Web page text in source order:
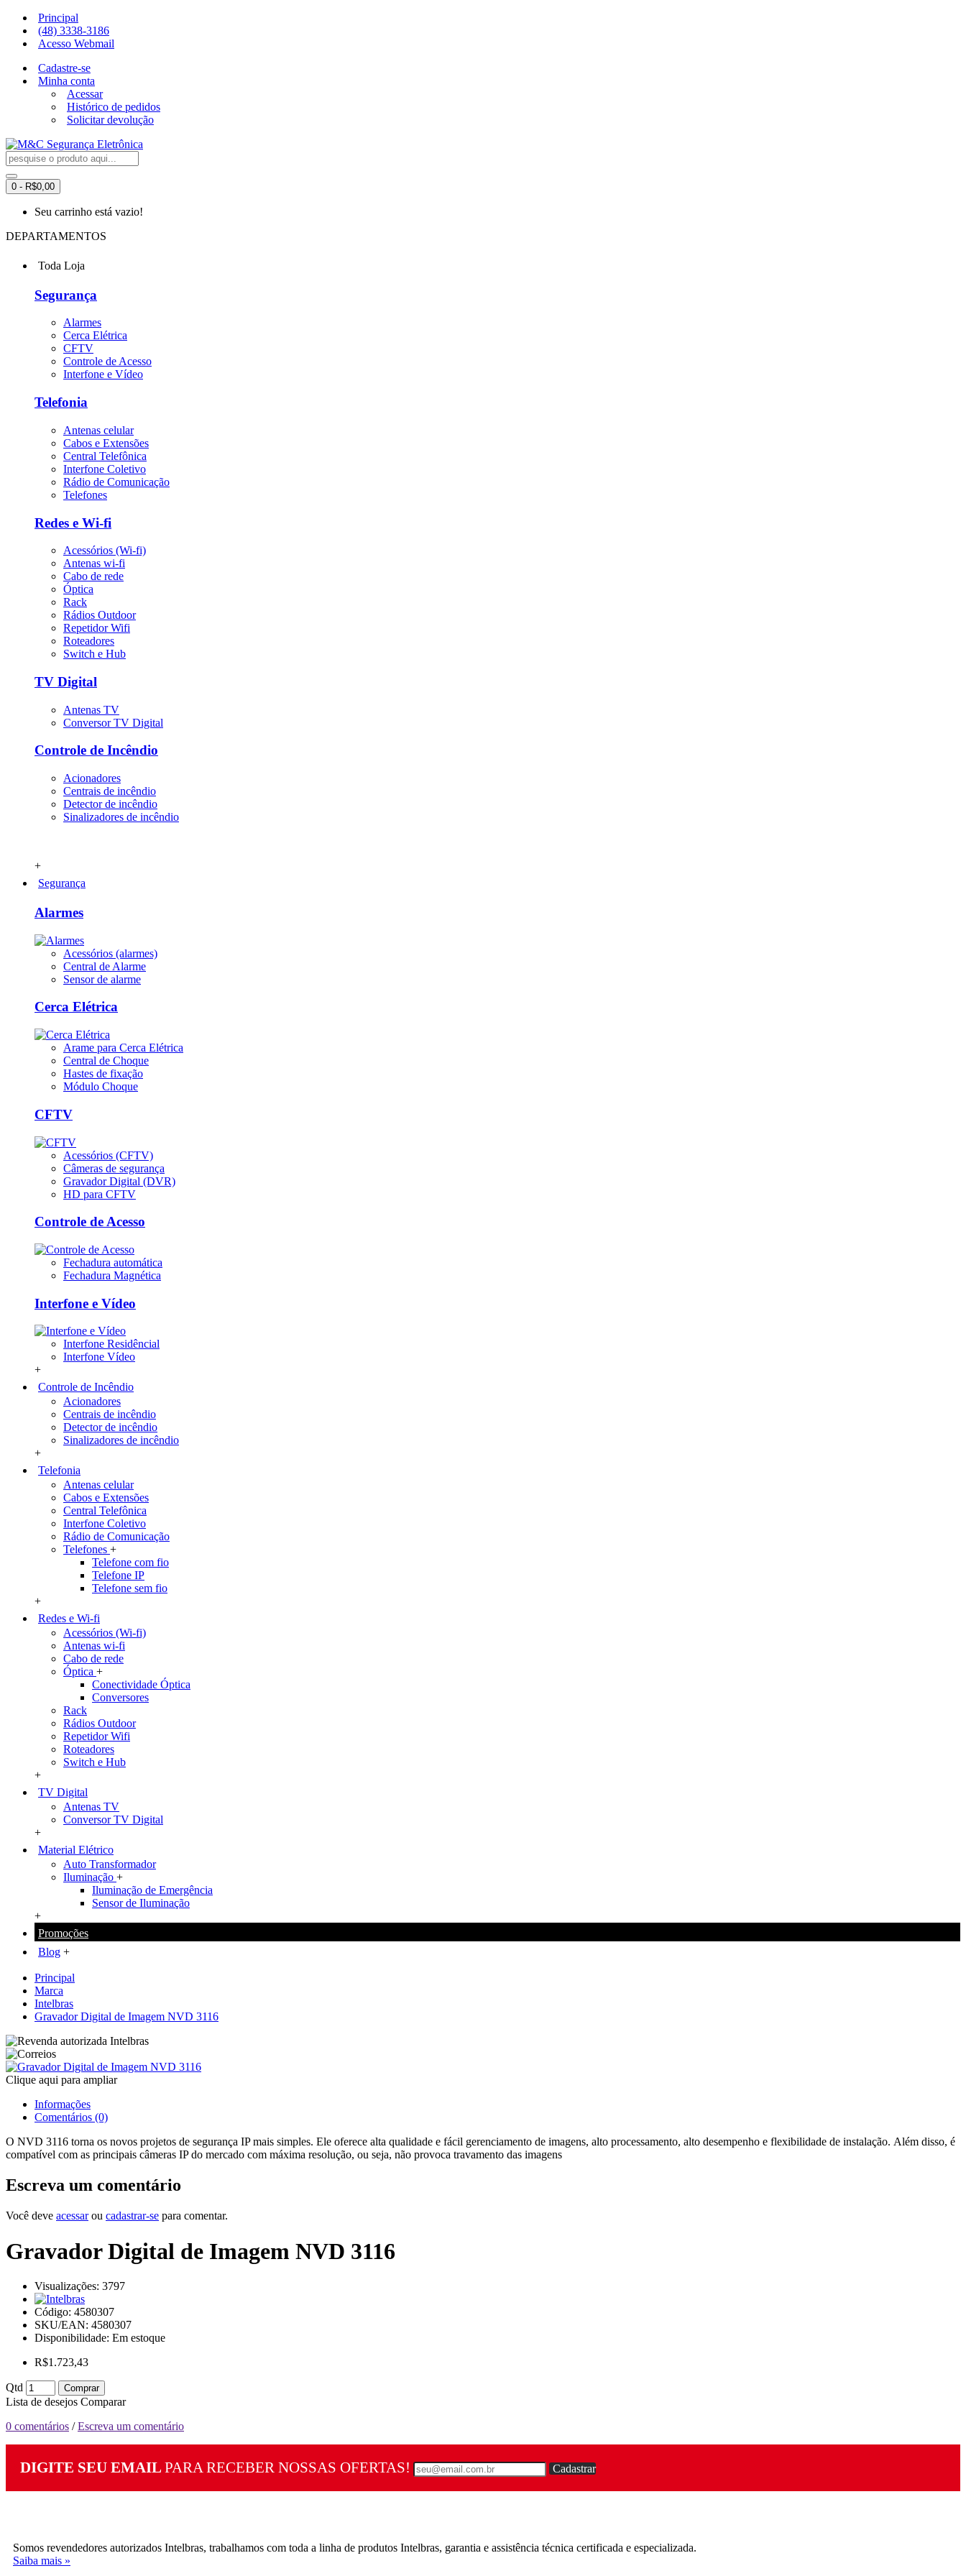
Principal
(48) 3338-3186
Acesso Webmail
Cadastre-se
Minha conta
Acessar
Histórico de pedidos
Solicitar devolução
0 - R$0,00
Seu carrinho está vazio!
DEPARTAMENTOS
Toda Loja
Segurança
Alarmes
Cerca Elétrica
CFTV
Controle de Acesso
Interfone e Vídeo
Telefonia
Antenas celular
Cabos e Extensões
Central Telefônica
Interfone Coletivo
Rádio de Comunicação
Telefones
Redes e Wi-fi
Acessórios (Wi-fi)
Antenas wi-fi
Cabo de rede
Óptica
Rack
Rádios Outdoor
Repetidor Wifi
Roteadores
Switch e Hub
TV Digital
Antenas TV
Conversor TV Digital
Controle de Incêndio
Acionadores
Centrais de incêndio
Detector de incêndio
Sinalizadores de incêndio
+
Segurança
Alarmes
Acessórios (alarmes)
Central de Alarme
Sensor de alarme
Cerca Elétrica
Arame para Cerca Elétrica
Central de Choque
Hastes de fixação
Módulo Choque
CFTV
Acessórios (CFTV)
Câmeras de segurança
Gravador Digital (DVR)
HD para CFTV
Controle de Acesso
Fechadura automática
Fechadura Magnética
Interfone e Vídeo
Interfone Residêncial
Interfone Vídeo
+
Controle de Incêndio
Acionadores
Centrais de incêndio
Detector de incêndio
Sinalizadores de incêndio
+
Telefonia
Antenas celular
Cabos e Extensões
Central Telefônica
Interfone Coletivo
Rádio de Comunicação
Telefones +
Telefone com fio
Telefone IP
Telefone sem fio
+
Redes e Wi-fi
Acessórios (Wi-fi)
Antenas wi-fi
Cabo de rede
Óptica +
Conectividade Óptica
Conversores
Rack
Rádios Outdoor
Repetidor Wifi
Roteadores
Switch e Hub
+
TV Digital
Antenas TV
Conversor TV Digital
+
Material Elétrico
Auto Transformador
Iluminação +
Iluminação de Emergência
Sensor de Iluminação
+
Promoções
Blog +
Principal
Marca
Intelbras
Gravador Digital de Imagem NVD 3116
Clique aqui para ampliar
Informações
Comentários (0)
O NVD 3116 torna os novos projetos de segurança IP mais simples. Ele oferece alta qualidade e fácil gerenciamento de imagens, alto processamento, alto desempenho e flexibilidade de instalação. Além disso, é
compatível com as principais câmeras IP do mercado com máxima resolução, ou seja, não provoca travamento das imagens
Escreva um comentário
Você deve acessarou cadastrar-se para comentar.
Gravador Digital de Imagem NVD 3116
Visualizações: 3797
Código: 4580307
SKU/EAN: 4580307
Disponibilidade: Em estoque
R$1.723,43
Qtd Comprar
Lista de desejos Comparar
0 comentários /Escreva um comentário
DIGITE SEU EMAIL PARA RECEBER NOSSAS OFERTAS! Cadastrar
Somos revendedores autorizados Intelbras, trabalhamos com toda a linha de produtos Intelbras, garantia e assistência técnica certificada e especializada.
Saiba mais »